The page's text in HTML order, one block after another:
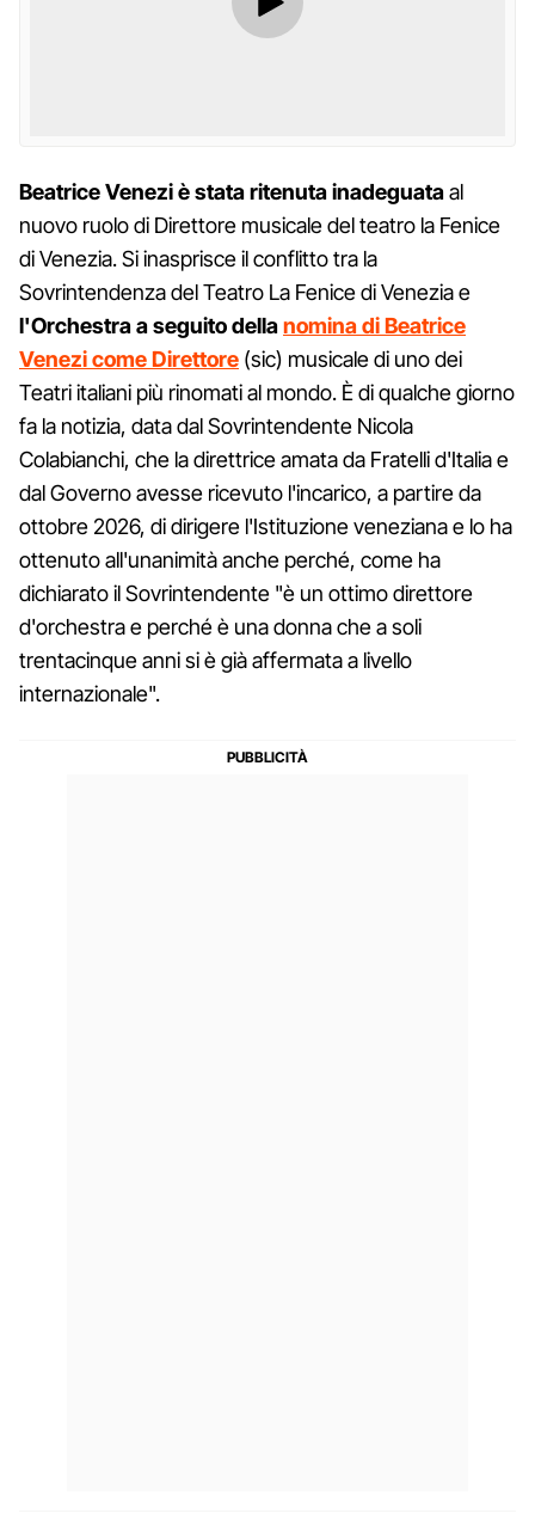
Beatrice Venezi è stata ritenuta inadeguataal
nuovo ruolo di Direttore musicale del teatro la Fenice
di Venezia. Si inasprisce il conflitto tra la
Sovrintendenza del Teatro La Fenice di Venezia e
l'Orchestra a seguito dellanomina di Beatrice
Venezi come Direttore (sic) musicale di uno dei
Teatri italiani più rinomati al mondo. È di qualche giorno
fa la notizia, data dal Sovrintendente Nicola
Colabianchi, che la direttrice amata da Fratelli d'Italia e
dal Governo avesse ricevuto l'incarico, a partire da
ottobre 2026, di dirigere l'Istituzione veneziana e lo ha
ottenuto all'unanimità anche perché, come ha
dichiarato il Sovrintendente "è un ottimo direttore
d'orchestra e perché è una donna che a soli
trentacinque anni si è già affermata a livello
internazionale".